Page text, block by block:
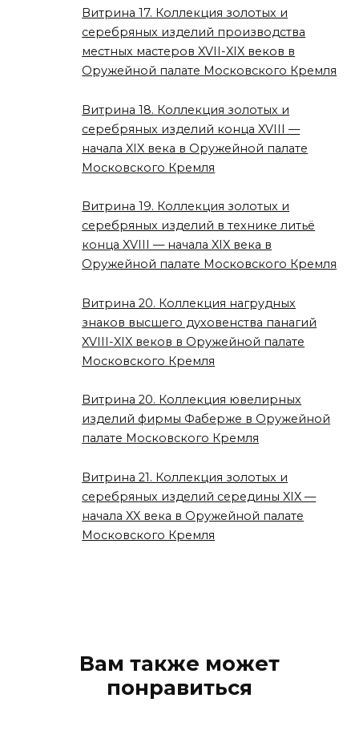
Витрина 17. Коллекция золотых и
серебряных изделий производства
местных мастеров XVII-XIX веков в
Оружейной палате Московского Кремля
Витрина 18. Коллекция золотых и
серебряных изделий конца XVIII —
начала XIX века в Оружейной палате
Московского Кремля
Витрина 19. Коллекция золотых и
серебряных изделий в технике литьё
конца XVIII — начала XIX века в
Оружейной палате Московского Кремля
Витрина 20. Коллекция нагрудных
знаков высшего духовенства панагий
XVIII-XIX веков в Оружейной палате
Московского Кремля
Витрина 20. Коллекция ювелирных
изделий фирмы Фаберже в Оружейной
палате Московского Кремля
Витрина 21. Коллекция золотых и
серебряных изделий середины XIX —
начала XX века в Оружейной палате
Московского Кремля
Вам также может
понравиться